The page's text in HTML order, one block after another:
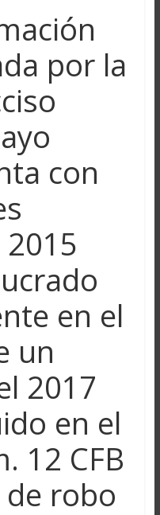
por la
con
2015
en el
un
2017
en el
12 CFB
robo